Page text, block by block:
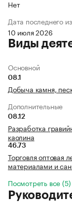
Нет
Дата последнего
10 июля 2026
Виды
Основной
08.1
Добыча камня,
Дополнительные
08.12
Разработка
каолина
46.73
Торговля оптовая
материалами и
Посмотреть все (5)